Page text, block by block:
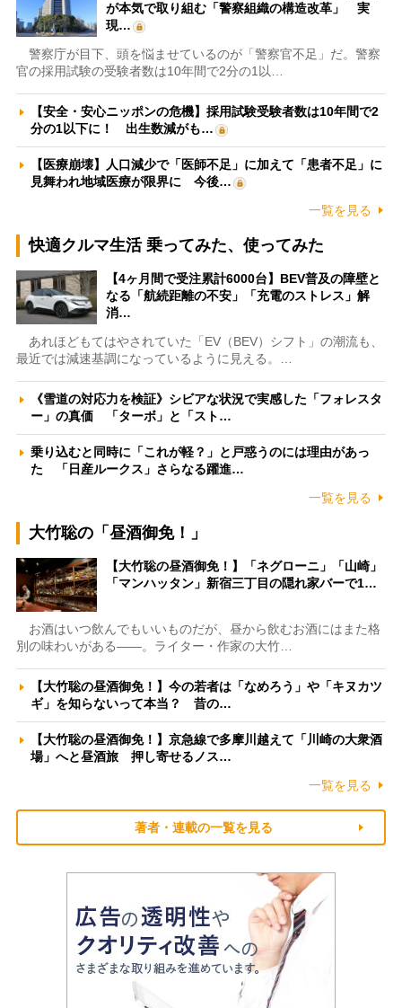
が本気で取り組む「警察組織の構造改革」 実
現…
警察庁が目下、頭を悩ませているのが「警察官不足」だ。警察
官の採用試験の受験者数は10年間で2分の1以…
【安全・安心ニッポンの危機】採用試験受験者数は10年間で2
分の1以下に！ 出生数減がも…
【医療崩壊】人口減少で「医師不足」に加えて「患者不足」に
見舞われ地域医療が限界に 今後…
一覧を見る
快適クルマ生活 乗ってみた、使ってみた
【4ヶ月間で受注累計6000台】BEV普及の障壁と
なる「航続距離の不安」「充電のストレス」解
消…
あれほどもてはやされていた「EV（BEV）シフト」の潮流も、
最近では減速基調になっているように見える。…
《雪道の対応力を検証》シビアな状況で実感した「フォレスタ
ー」の真価 「ターボ」と「スト…
乗り込むと同時に「これが軽？」と戸惑うのには理由があっ
た 「日産ルークス」さらなる躍進…
一覧を見る
大竹聡の「昼酒御免！」
【大竹聡の昼酒御免！】「ネグローニ」「山崎」
「マンハッタン」新宿三丁目の隠れ家バーで1…
お酒はいつ飲んでもいいものだが、昼から飲むお酒にはまた格
別の味わいがある――。ライター・作家の大竹…
【大竹聡の昼酒御免！】今の若者は「なめろう」や「キヌカツ
ギ」を知らないって本当？ 昔の…
【大竹聡の昼酒御免！】京急線で多摩川越えて「川崎の大衆酒
場」へと昼酒旅 押し寄せるノス…
一覧を見る
著者・連載の一覧を見る